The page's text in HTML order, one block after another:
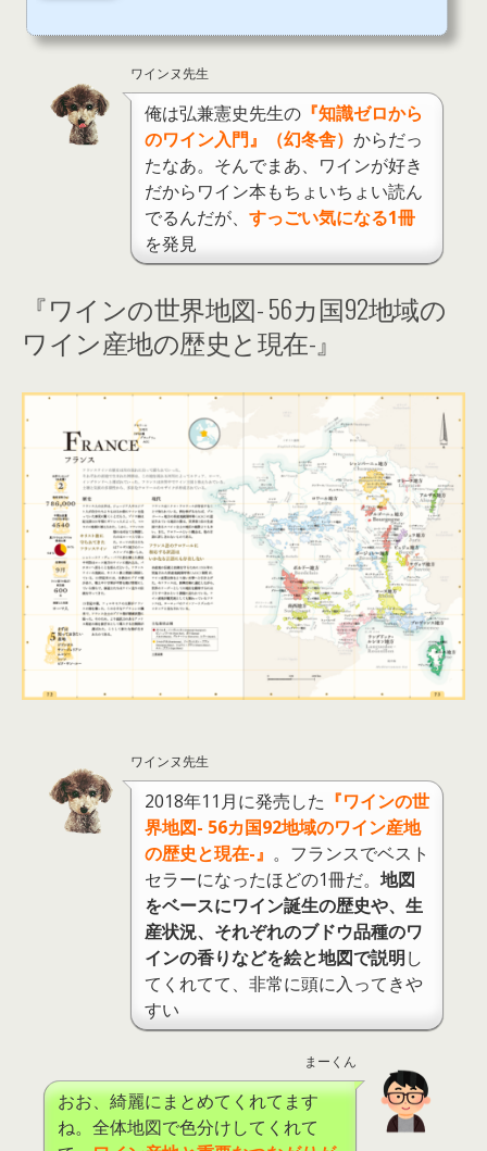
ワインヌ先生
俺は弘兼憲史先生の 『知識ゼロから
のワイン入門』（幻冬舎） からだっ
たなあ。そんでまあ、ワインが好き
だからワイン本もちょいちょい読ん
でるんだが、 すっごい気になる1冊
を発見
『ワインの世界地図- 56カ国92地域の
ワイン産地の歴史と現在-』
ワインヌ先生
2018年11月に発売した 『ワインの世
界地図- 56カ国92地域のワイン産地
の歴史と現在-』 。フランスでベスト
セラーになったほどの1冊だ。 地図
をベースにワイン誕生の歴史や、生
産状況、それぞれのブドウ品種のワ
インの香りなどを絵と地図で説明し
てくれてて、非常に頭に入ってきや
すい
まーくん
おお、綺麗にまとめてくれてます
ね。全体地図で色分けしてくれて